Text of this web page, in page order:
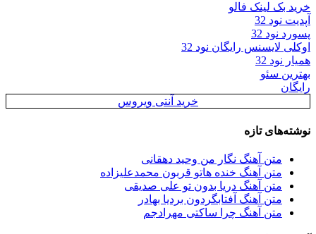
خرید بک لینک فالو
آپدیت نود 32
پسورد نود 32
اوکلی لایسنس رایگان نود 32
همیار نود 32
بهترین سئو
رایگان
خرید آنتی ویروس
نوشته‌های تازه
متن آهنگ نگار من وحید دهقانی
متن آهنگ خنده هاتو قربون محمدعلیزاده
متن آهنگ دریا بدون تو علی صدیقی
متن آهنگ آفتابگردون بردیا بهادر
متن آهنگ چرا ساکتی مهرادجم